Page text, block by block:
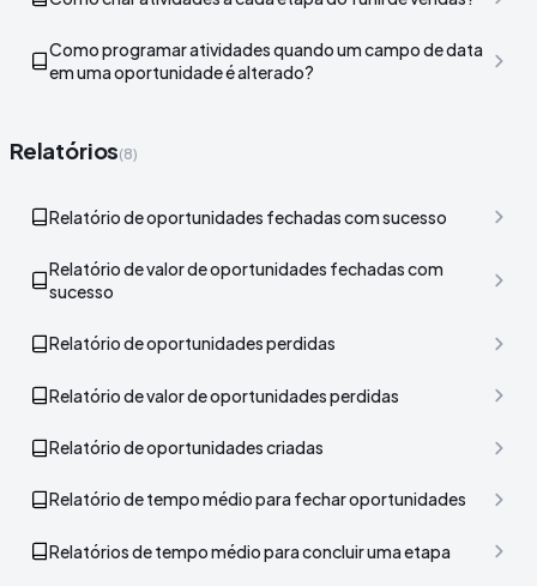
Como programar atividades quando um campo de data
em uma oportunidade é alterado?
Relatórios(8)
Relatório de oportunidades fechadas com sucesso
Relatório de valor de oportunidades fechadas com
sucesso
Relatório de oportunidades perdidas
Relatório de valor de oportunidades perdidas
Relatório de oportunidades criadas
Relatório de tempo médio para fechar oportunidades
Relatórios de tempo médio para concluir uma etapa